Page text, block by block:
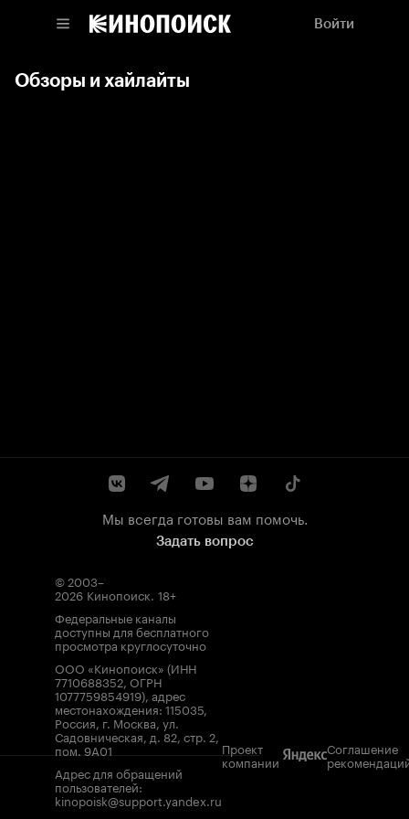
Войти
Обзоры и хайлайты
Мы всегда готовы вам помочь.
Задать вопрос
© 2003–
2026 Кинопоиск. 18+
Федеральные каналы
доступны для бесплатного
просмотра круглосуточно
ООО «Кинопоиск» (ИНН
7710688352, ОГРН
1077759854919), адрес
местонахождения: 115035,
Россия, г. Москва, ул.
Садовническая, д. 82, стр. 2,
пом. 9А01
Адрес для обращений
пользователей:
kinopoisk@support.yandex.ru
Проект
компании
Соглашение